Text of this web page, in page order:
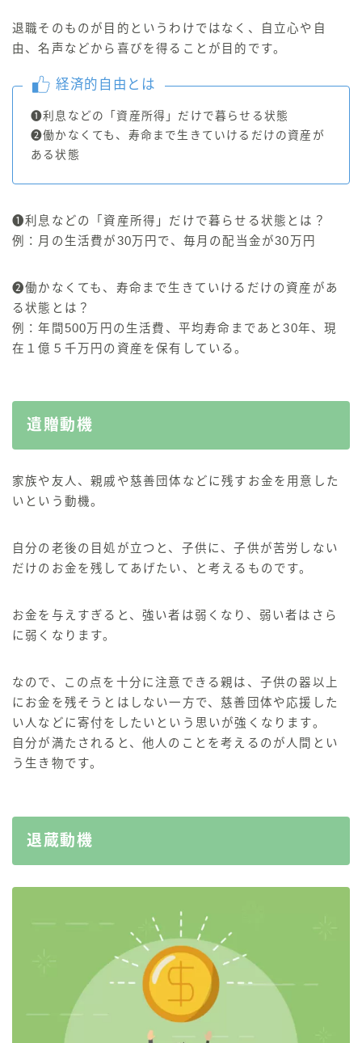
退職そのものが目的というわけではなく、自立心や自
由、名声などから喜びを得ることが目的 です。
経済的自由とは
❶利息などの「資産所得」だけで暮らせる状態
❷働かなくても、寿命まで生きていけるだけの資産が
ある状態
❶利息などの「資産所得」だけで暮らせる状態とは？
例：月の生活費が30万円で、毎月の配当金が30万円
❷働かなくても、寿命まで生きていけるだけの資産があ
る状態とは？
例：年間500万円の生活費、平均寿命まであと30年、現
在１億５千万円の資産を保有している。
遺贈動機
家族や友人、親戚や慈善団体などに残すお金を用意した
いという動機。
自分の老後の目処が立つと、子供に、子供が苦労しない
だけのお金を残してあげたい、と考えるものです。
お金を与えすぎると、強い者は弱くなり、弱い者はさら
に弱くなります。
なので、
この点を十分に注意できる親は、子供の器以上
にお金を残そうとはしない一方で、慈善団体や応援した
い人などに寄付をしたいという思いが強くなります。
自分が満たされると、他人のことを考えるのが人間とい
う生き物です。
退蔵動機